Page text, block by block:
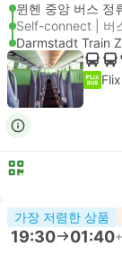
뮌헨 중앙 버스 정
Self-connect | 버
Darmstadt Train
가장 저렴한 상품
19:30 01:40